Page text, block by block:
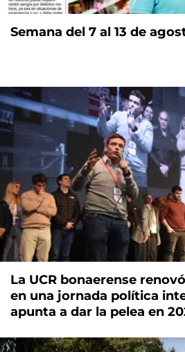
Semana del 7 al 13 de
La UCR bonaerense
en una jornada política
apunta a dar la pelea en